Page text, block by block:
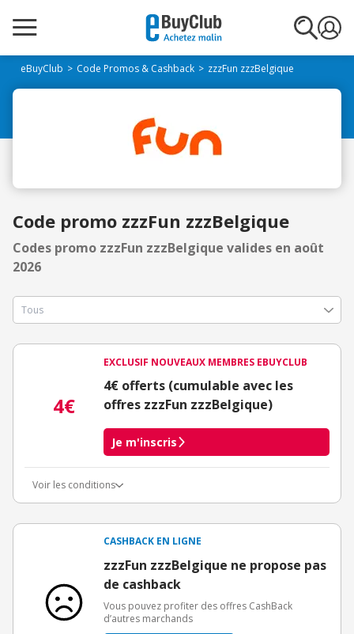
eBuyClub Code Promos & Cashback zzzFun zzzBelgique
Code promo zzzFun zzzBelgique
Codes promo zzzFun zzzBelgique valides en août
2026
4€
EXCLUSIF NOUVEAUX MEMBRES EBUYCLUB
4€ offerts (cumulable avec les
offres zzzFun zzzBelgique)
Je m'inscris
Voir les conditions
3€ de bienvenue crédités immédiatement + 1€ supplémentaire
Offre réservée à une toute première inscription chez eBuyClub.
CASHBACK EN LIGNE
zzzFun zzzBelgique ne propose pas
de cashback
Vous pouvez profiter des offres CashBack
d’autres marchands